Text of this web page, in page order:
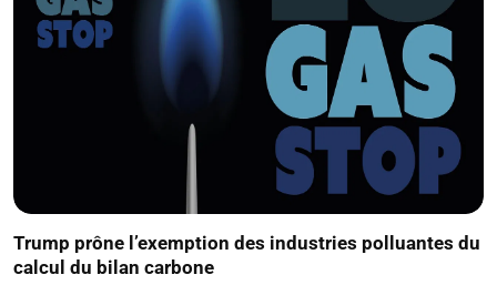
Trump prône l’exemption des industries polluantes du
calcul du bilan carbone